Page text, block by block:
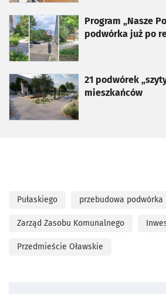
Program „Nasze
podwórka już po
otworzy się w nowej karcie
21 podwórek
mieszkańców
otworzy się w nowej karcie
Pułaskiego przebudowa podwórka
Zarząd Zasobu Komunalnego
Przedmieście Oławskie